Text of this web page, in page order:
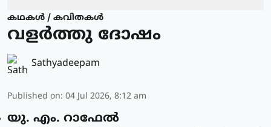
കഥകള്‍ / കവിതകള്‍
വളർത്തു ദോഷം
Sathyadeepam
Published on: 04 Jul 2026, 8:12 am
യു. എം. റാഫേൽ